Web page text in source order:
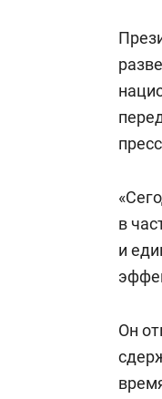
в
и
Он
Рекомендуем
создают
комфорта